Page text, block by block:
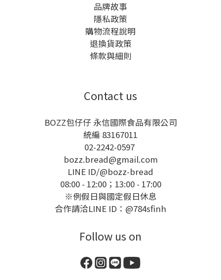
品牌故事
隱私政策
購物流程說明
退換貨政策
條款與細則
Contact us
BOZZ包仔仔 永信國際食品有限公司
統編 83167011
02-2242-0597
bozz.bread@gmail.com
LINE ID/@bozz-bread
08:00 - 12:00；13:00 - 17:00
※例假日與國定假日休息
合作請洽LINE ID：@784sfinh
Follow us on